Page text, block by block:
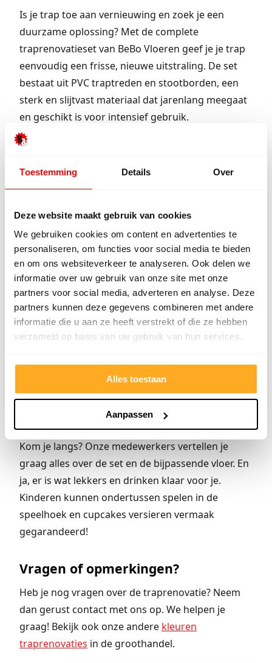
Toestemming Details Over
Deze website maakt gebruik van cookies
We gebruiken cookies om content en advertenties te
personaliseren, om functies voor social media te bieden
en om ons websiteverkeer te analyseren. Ook delen we
informatie over uw gebruik van onze site met onze
partners voor social media, adverteren en analyse. Deze
partners kunnen deze gegevens combineren met andere
informatie die u aan ze heeft verstrekt of die ze hebben
verzameld op basis van uw gebruik van hun services.
Alles toestaan
Aanpassen
Is je trap toe aan vernieuwing en zoek je een
duurzame oplossing? Met de complete
traprenovatieset van BeBo Vloeren geef je je trap
eenvoudig een frisse, nieuwe uitstraling. De set
bestaat uit PVC traptreden en stootborden, een
sterk en slijtvast materiaal dat jarenlang meegaat
en geschikt is voor intensief gebruik.
Deze uitvoering is uitgevoerd in beige betonlook,
interieur. Je kunt kiezen voor bijpassende
stootborden voor wat extra contrast en een frisse
uitstraling.
Benieuwd naar alle mogelijkheden? Kom langs in
onze showroom en bekijk de kwaliteit en
afwerking van dichtbij. We helpen je graag verder.
PVC-vloer beige matchen met je
trap
Bij ons in de groothandel vind je de perfecte vloer
bij je traprenovatieset. In dit geval een
in Beige betonlook, zodat trap en vloer mooi op
Kom je langs? Onze medewerkers vertellen je
graag alles over de set en de bijpassende vloer. En
ja, er is wat lekkers en drinken klaar voor je.
Kinderen kunnen ondertussen spelen in de
speelhoek en cupcakes versieren vermaak
gegarandeerd!
Vragen of opmerkingen?
Heb je nog vragen over de traprenovatie? Neem
dan gerust contact met ons op. We helpen je
graag! Bekijk ook onze andere kleuren
traprenovaties in de groothandel.